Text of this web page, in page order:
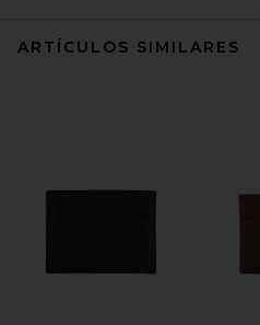
ARTÍCULOS SIMILARES